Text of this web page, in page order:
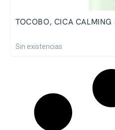
TOCOBO, CICA
Sin existencias